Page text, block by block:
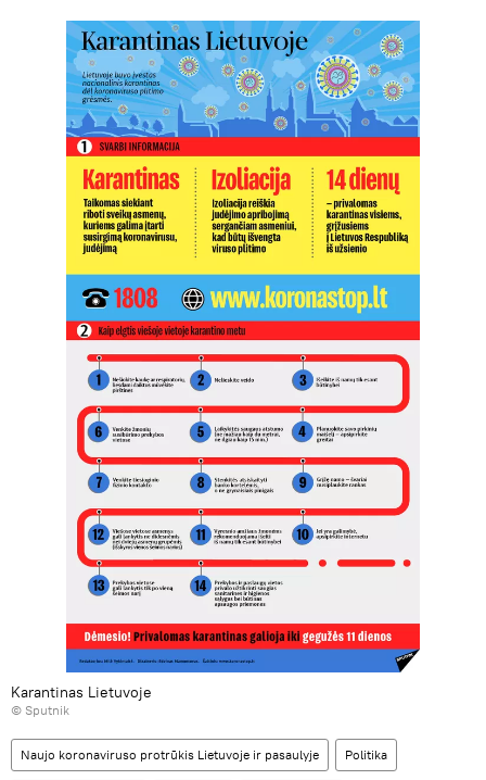
Karantinas Lietuvoje
© Sputnik
Naujo koronaviruso protrūkis Lietuvoje ir pasaulyje Politika